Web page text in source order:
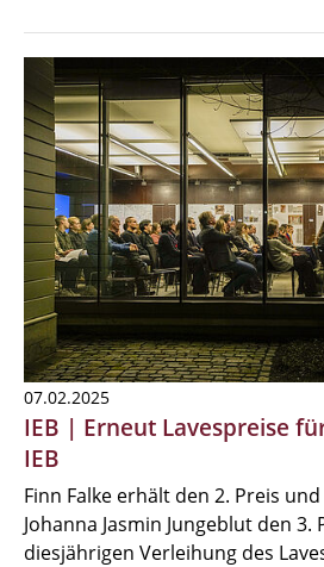
07.02.2025
IEB | Erneut Lavespreise
IEB
Finn Falke erhält den 2. Preis
Johanna Jasmin Jungeblut den 3.
diesjährigen Verleihung des